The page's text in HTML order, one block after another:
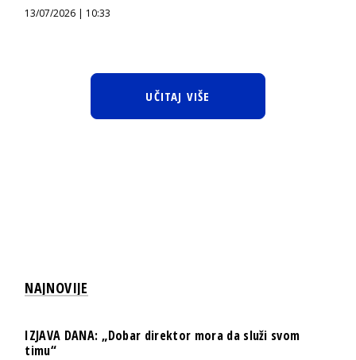
13/07/2026 | 10:33
UČITAJ VIŠE
NAJNOVIJE
IZJAVA DANA: „Dobar direktor mora da služi svom
timu“